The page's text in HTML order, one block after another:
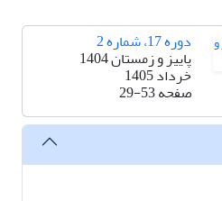
دوره 17، شماره 2
پاییز و زمستان 1404
خرداد 1405
صفحه29-53